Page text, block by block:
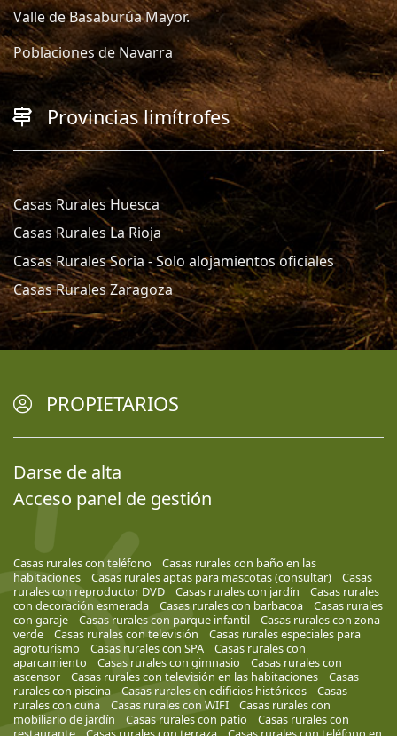
Valle de Basaburúa Mayor.
Poblaciones de Navarra
Provincias limítrofes
Casas Rurales Huesca
Casas Rurales La Rioja
Casas Rurales Soria - Solo alojamientos oficiales
Casas Rurales Zaragoza
PROPIETARIOS
Darse de alta
Acceso panel de gestión
Casas rurales con teléfono
Casas rurales con baño en las
habitaciones
Casas rurales aptas para mascotas (consultar)
Casas
rurales con reproductor DVD
Casas rurales con jardín
Casas rurales
con decoración esmerada
Casas rurales con barbacoa
Casas rurales
con garaje
Casas rurales con parque infantil
Casas rurales con zona
verde
Casas rurales con televisión
Casas rurales especiales para
agroturismo
Casas rurales con SPA
Casas rurales con
aparcamiento
Casas rurales con gimnasio
Casas rurales con
ascensor
Casas rurales con televisión en las habitaciones
Casas
rurales con piscina
Casas rurales en edificios históricos
Casas
rurales con cuna
Casas rurales con WIFI
Casas rurales con
mobiliario de jardín
Casas rurales con patio
Casas rurales con